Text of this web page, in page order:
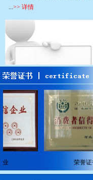
...>> 详情
荣誉证书